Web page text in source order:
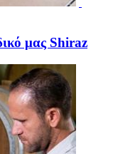
μας Shiraz